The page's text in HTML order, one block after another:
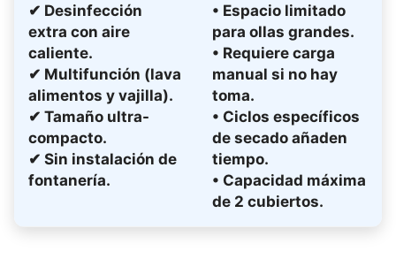
✔ Desinfección
extra con aire
caliente.
✔ Multifunción (lava
alimentos y vajilla).
✔ Tamaño ultra-
compacto.
✔ Sin instalación de
fontanería.
• Espacio limitado
para ollas grandes.
• Requiere carga
manual si no hay
toma.
• Ciclos específicos
de secado añaden
tiempo.
• Capacidad máxima
de 2 cubiertos.